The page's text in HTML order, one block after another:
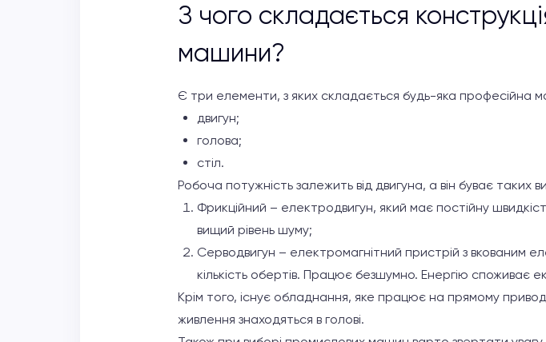
З чого складається
машини?
Є три елементи, з яких складається будь-яка професійна
двигун;
голова;
стіл.
Робоча потужність залежить від двигуна, а він буває таких
Фрикційний – електродвигун, який має постійну
вищий рівень шуму;
Серводвигун – електромагнітний пристрій з вкованим
кількість обертів. Працює безшумно. Енергію споживає
Крім того, існує обладнання, яке працює на прямому
живлення знаходяться в голові.